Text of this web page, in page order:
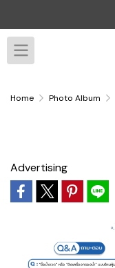
Home Photo Album
Advertising